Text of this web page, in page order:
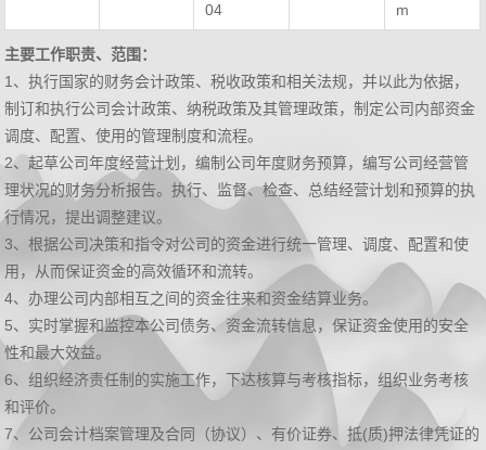
04
m
主要工作职责、范围：
1、执行国家的财务会计政策、税收政策和相关法规，并以此为依据，
制订和执行公司会计政策、纳税政策及其管理政策，制定公司内部资金
调度、配置、使用的管理制度和流程。
2、起草公司年度经营计划，编制公司年度财务预算，编写公司经营管
理状况的财务分析报告。执行、监督、检查、总结经营计划和预算的执
行情况，提出调整建议。
3、根据公司决策和指令对公司的资金进行统一管理、调度、配置和使
用，从而保证资金的高效循环和流转。
4、办理公司内部相互之间的资金往来和资金结算业务。
5、实时掌握和监控本公司债务、资金流转信息，保证资金使用的安全
性和最大效益。
6、组织经济责任制的实施工作，下达核算与考核指标，组织业务考核
和评价。
7、公司会计档案管理及合同（协议）、有价证券、抵(质)押法律凭证的